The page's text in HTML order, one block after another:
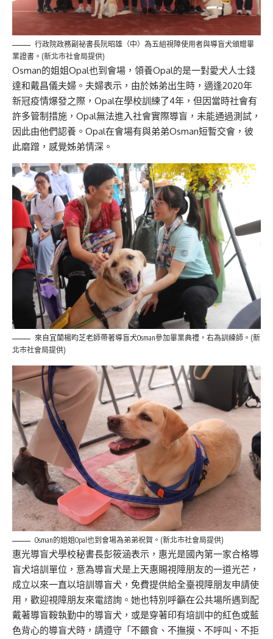
行政院政務副祕書長阮昭雄（中）為五組視障使用者與導盲犬頒贈畢
業證書。(新北市社會局提供)
Osman的姐姐Opal也到會場，領養Opal的是一對愛犬人士錢
達和戴昌儀夫婦。夫婦表示，由於姊弟出生時，適逢2020年
新冠疫情爆發之際，Opal在學校訓練了4年，但因當時社會有
許多管制措施，Opal無法進入社會實際導盲，未能通過測試，
因此由他們認養。Opal在會場有與弟弟Osman短暫交會，彼
此磨蹭，感覺姊弟情深。
來自宜蘭楊昀芝老師帶著導盲犬Osman參加畢業典禮，右為訓練師。(新
北市社會局提供)
Osman的姐姐Opal也到會場為弟弟祝賀。(新北市社會局提供)
惠光導盲犬學校秘書長彭筱涵表示，惠光是國內第一家合格導
盲犬培訓單位，意為導盲犬是上天惠賜視障朋友的一道光芒，
成立以來一直以培訓導盲犬，免費提供給全臺視障朋友申請使
用，歡迎視障朋友來電諮詢。她也特別呼籲在公共場所遇到配
戴著導盲鞍執勤中的導盲犬，或是穿著印有培訓中的紅色或藍
色背心的導盲犬時，請遵守「不餵食、不撫摸、不呼叫、不拒